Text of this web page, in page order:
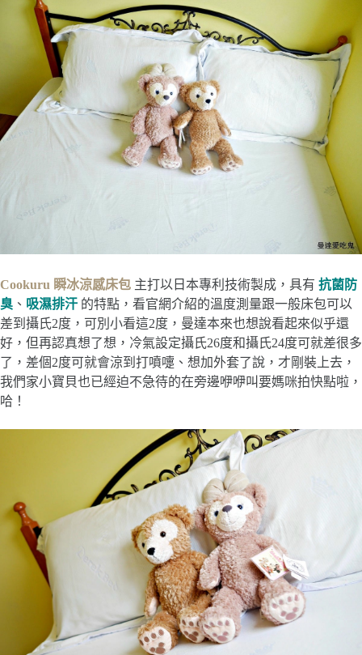
Cookuru 瞬冰涼感床包 主打以日本專利技術製成，具有 抗菌防
臭 、 吸濕排汗 的特點，看官網介紹的溫度測量跟一般床包可以
差到攝氏2度，可別小看這2度，曼達本來也想說看起來似乎還
好，但再認真想了想，冷氣設定攝氏26度和攝氏24度可就差很多
了，差個2度可就會涼到打噴嚏、想加外套了說，才剛裝上去，
我們家小寶貝也已經迫不急待的在旁邊咿咿叫要媽咪拍快點啦，
哈！